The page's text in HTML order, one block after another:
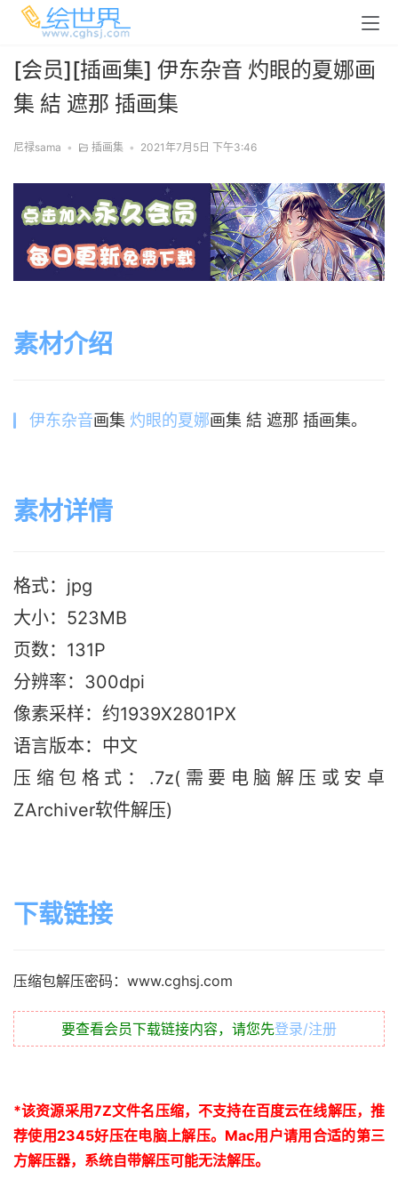
[会员][插画集] 伊东杂音 灼眼的夏娜画
集 結 遮那 插画集
尼禄sama • 插画集 • 2021年7月5日 下午3:46
素材介绍
伊东杂音画集 灼眼的夏娜画集 結 遮那 插画集。
素材详情
格式：jpg
大小：523MB
页数：131P
分辨率：300dpi
像素采样：约1939X2801PX
语言版本：中文
压缩包格式：.7z(需要电脑解压或安卓
ZArchiver软件解压)
下载链接
压缩包解压密码：www.cghsj.com
要查看会员下载链接内容，请您先登录/注册
*该资源采用7Z文件名压缩，不支持在百度云在线解压，推
荐使用2345好压在电脑上解压。 Mac用户请用合适的第三
方解压器，系统自带解压可能无法解压。